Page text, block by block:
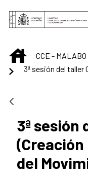
Saltar al contenido
INICIOCCE - MALABO
3ª sesión
del